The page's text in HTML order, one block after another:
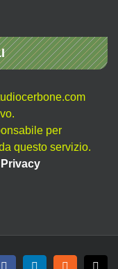
per
questo servizio.
Privacy